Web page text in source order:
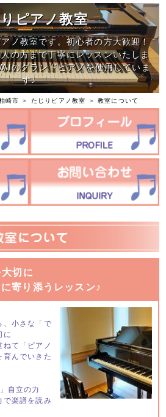
ピアノ教室
ノ教室です。初心者の方大歓迎！
の方まで丁寧にレッスンいたしま
のグランドピアノを使用していま
す♪
崎市 ＞ たじりピアノ教室 ＞ 教室について
切に
寄り添うレッスン♪
、小さな「で
に
て「ピアノ
育んでいきた
自立の力
で楽譜を読み